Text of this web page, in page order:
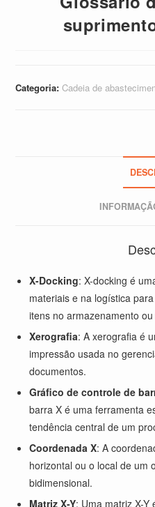
Categoria:Cadeia de
X-Docking: X-docking é
materiais e na logística
itens no armazenamento
Xerografia: A xerografia é
impressão usada no
documentos.
Gráfico de controle de
barra X é uma ferramenta
tendência central de um
Coordenada X: A
horizontal ou o local de um
bidimensional.
Matriz X-Y: Uma matriz X-